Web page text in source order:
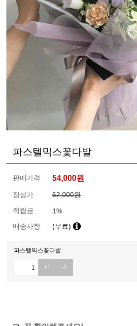
파스텔믹스꽃다발
판매가격 54,000원
정상가
62,000원
적립금
1%
배송사항
(무료)
파스텔믹스꽃다발
+1 -1